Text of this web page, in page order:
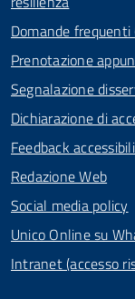
Domande frequenti
Prenotazione
Segnalazione
Dichiarazione di
Feedback
Redazione Web
Social media policy
Unico Online su
Intranet (accesso